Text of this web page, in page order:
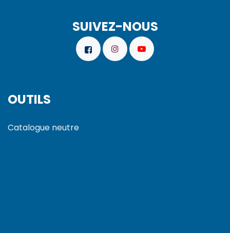
SUIVEZ-NOUS
OUTILS
Catalogue neutre